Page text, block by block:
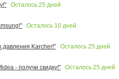
Осталось 25 дней
Осталось 10 дней
давления Karcher!"
Осталось 25 дней
- получи скидку!"
Осталось 25 дней